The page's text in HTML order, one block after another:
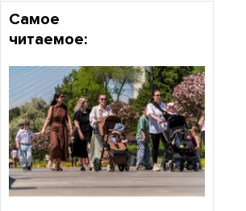
Самое
читаемое: